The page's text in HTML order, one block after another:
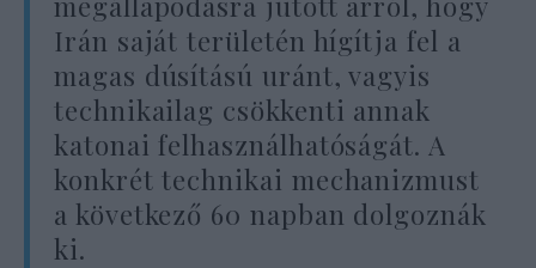
Irán saját területén hígítja fel a
magas dúsítású uránt, vagyis
technikailag csökkenti annak
katonai felhasználhatóságát. A
konkrét technikai mechanizmust
a következő 60 napban dolgoznák
ki.